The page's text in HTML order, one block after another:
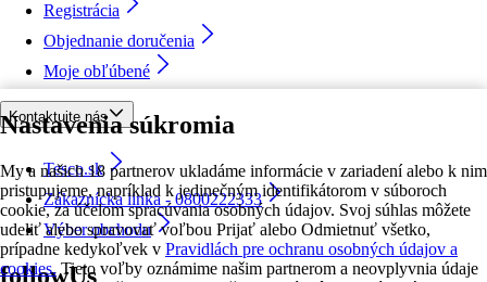
Nastavenia súkromia
My a našich 18 partnerov ukladáme informácie v zariadení alebo k nim
pristupujeme, napríklad k jedinečným identifikátorom v súboroch
cookie, za účelom spracúvania osobných údajov. Svoj súhlas môžete
udeliť alebo spravovať voľbou Prijať alebo Odmietnuť všetko,
prípadne kedykoľvek v Pravidlách pre ochranu osobných údajov a
cookies. Tieto voľby oznámime našim partnerom a neovplyvnia údaje
Registrácia
Objednanie doručenia
Moje obľúbené
Kontaktujte nás
Tesco.sk
Zákaznícka linka - 0800222333
Výber obchodu
followUs